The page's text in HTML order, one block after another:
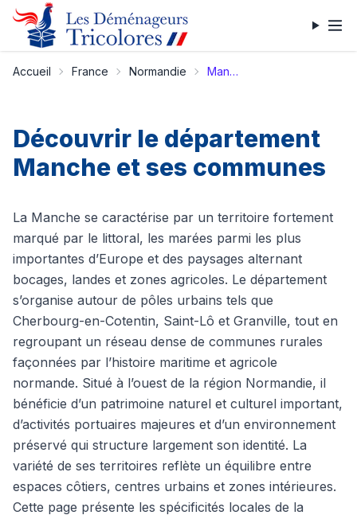
Accueil France Normandie Manche
Découvrir le département
Manche et ses communes
La Manche se caractérise par un territoire fortement
marqué par le littoral, les marées parmi les plus
importantes d’Europe et des paysages alternant
bocages, landes et zones agricoles. Le département
s’organise autour de pôles urbains tels que
Cherbourg-en-Cotentin, Saint-Lô et Granville, tout en
regroupant un réseau dense de communes rurales
façonnées par l’histoire maritime et agricole
normande. Situé à l’ouest de la région Normandie, il
bénéficie d’un patrimoine naturel et culturel important,
d’activités portuaires majeures et d’un environnement
préservé qui structure largement son identité. La
variété de ses territoires reflète un équilibre entre
espaces côtiers, centres urbains et zones intérieures.
Cette page présente les spécificités locales de la